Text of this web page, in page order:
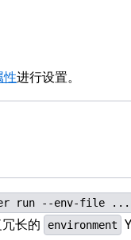
性进行设置。
run --env-file ...
长的 environment